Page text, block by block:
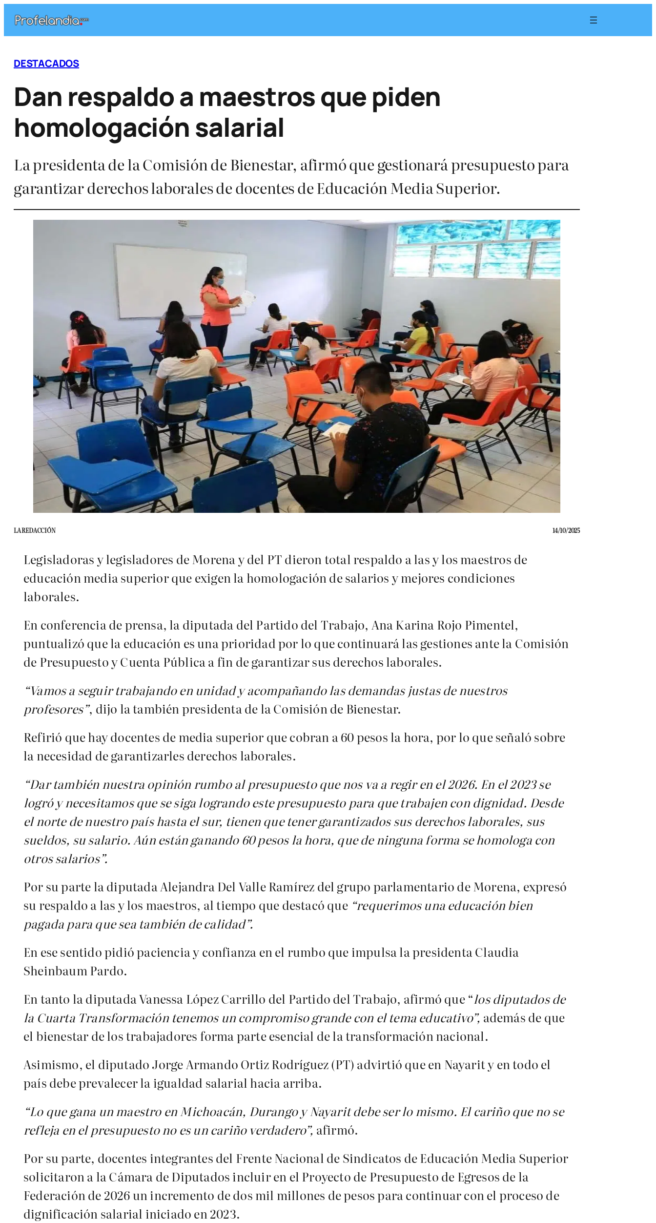
contenido
DESTACADOS
Dan respaldo a maestros que piden
homologación salarial
La presidenta de la Comisión de Bienestar, afirmó que gestionará presupuesto para
garantizar derechos laborales de docentes de Educación Media Superior.
LA REDACCIÓN 14/10/2025
Legisladoras y legisladores de Morena y del PT dieron total respaldo a las y los maestros de
educación media superior que exigen la homologación de salarios y mejores condiciones
laborales.
En conferencia de prensa, la diputada del Partido del Trabajo, Ana Karina Rojo Pimentel,
puntualizó que la educación es una prioridad por lo que continuará las gestiones ante la Comisión
de Presupuesto y Cuenta Pública a fin de garantizar sus derechos laborales.
“Vamos a seguir trabajando en unidad y acompañando las demandas justas de nuestros
profesores”, dijo la también presidenta de la Comisión de Bienestar.
Refirió que hay docentes de media superior que cobran a 60 pesos la hora, por lo que señaló sobre
la necesidad de garantizarles derechos laborales.
“Dar también nuestra opinión rumbo al presupuesto que nos va a regir en el 2026. En el 2023 se
logró y necesitamos que se siga logrando este presupuesto para que trabajen con dignidad. Desde
el norte de nuestro país hasta el sur, tienen que tener garantizados sus derechos laborales, sus
sueldos, su salario. Aún están ganando 60 pesos la hora, que de ninguna forma se homologa con
otros salarios”.
Por su parte la diputada Alejandra Del Valle Ramírez del grupo parlamentario de Morena, expresó
su respaldo a las y los maestros, al tiempo que destacó que “requerimos una educación bien
pagada para que sea también de calidad”.
En ese sentido pidió paciencia y confianza en el rumbo que impulsa la presidenta Claudia
Sheinbaum Pardo.
En tanto la diputada Vanessa López Carrillo del Partido del Trabajo, afirmó que “los diputados de
la Cuarta Transformación tenemos un compromiso grande con el tema educativo”, además de que
el bienestar de los trabajadores forma parte esencial de la transformación nacional.
Asimismo, el diputado Jorge Armando Ortiz Rodríguez (PT) advirtió que en Nayarit y en todo el
país debe prevalecer la igualdad salarial hacia arriba.
“Lo que gana un maestro en Michoacán, Durango y Nayarit debe ser lo mismo. El cariño que no se
refleja en el presupuesto no es un cariño verdadero”, afirmó.
Por su parte, docentes integrantes del Frente Nacional de Sindicatos de Educación Media Superior
solicitaron a la Cámara de Diputados incluir en el Proyecto de Presupuesto de Egresos de la
Federación de 2026 un incremento de dos mil millones de pesos para continuar con el proceso de
dignificación salarial iniciado en 2023.